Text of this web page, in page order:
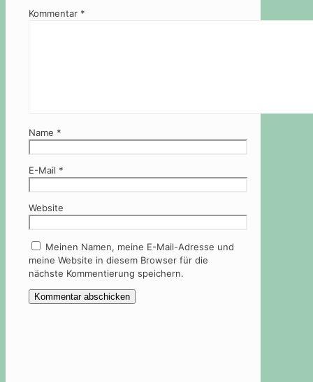
Kommentar *
Name *
E-Mail *
Website
Meinen Namen, meine E-Mail-Adresse und
meine Website in diesem Browser für die
nächste Kommentierung speichern.